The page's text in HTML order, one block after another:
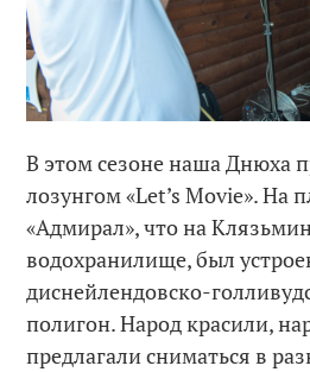
В этом сезоне наша Днюха
лозунгом «Let’s Movie». На
«Адмирал», что на
водохранилище, был
диснейлендовско-
полигон. Народ красили,
предлагали сниматься в